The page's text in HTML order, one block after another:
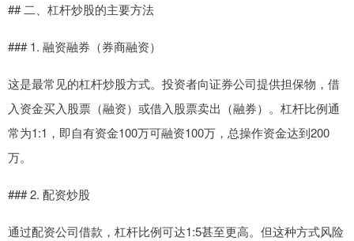
## 二、杠杆炒股的主要方法
### 1. 融资融券（券商融资）
这是最常见的杠杆炒股方式。投资者向证券公司提供担保物，借
入资金买入股票（融资）或借入股票卖出（融券）。杠杆比例通
常为1:1，即自有资金100万可融资100万，总操作资金达到200
万。
### 2. 配资炒股
通过配资公司借款，杠杆比例可达1:5甚至更高。但这种方式风险